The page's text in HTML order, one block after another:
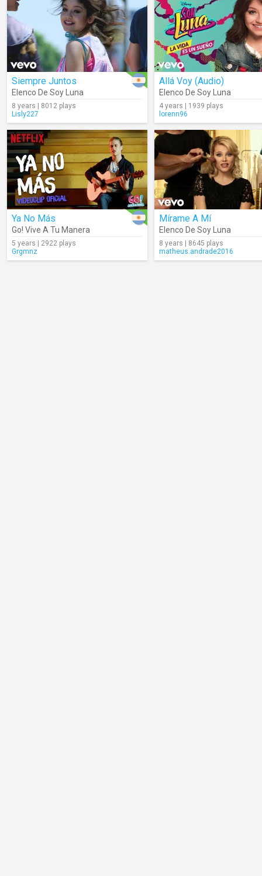
Siempre Juntos
Elenco De Soy Luna
8 years | 8012 plays
Lisly227
Allá Voy (Audio)
Elenco De Soy Luna
4 years | 1939 plays
lorenn96
Ya No Más
Go! Vive A Tu Manera
5 years | 2922 plays
Grgmnz
Mírame A Mí
Elenco De Soy Luna
8 years | 8645 plays
matheus.andrade2016